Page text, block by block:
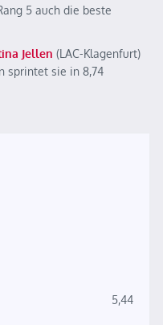
5 auch die beste
Jellen (LAC-Klagenfurt)
sprintet sie in 8,74
5,44